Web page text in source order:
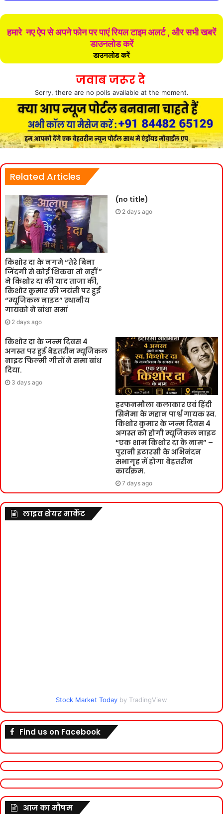
हमारे नए ऐप से अपने फोन पर पाएं रियल टाइम अलर्ट , और सभी खबरें
डाउनलोड करें
डाउनलोड करें
जवाब जरूर दे
Sorry, there are no polls available at the moment.
Related Articles
किशोर दा के नगमे “तेरे बिना
जिंदगी से कोई शिकवा तो नहीं ”
ने किशोर दा की याद ताजा की,
किशोर कुमार की जयंती पर हुई
“म्यूजिकल नाइट” स्थानीय
गायको ने बांधा समां
2 days ago
(no title)
2 days ago
किशोर दा के जन्म दिवस 4
अगस्त पर हुई बेहतरीन म्यूजिकल
नाइट फिल्मी गीतों ने समा बांध
दिया.
3 days ago
हरफनमौला कलाकार एवं हिंदी
सिनेमा के महान पार्श्व गायक स्व.
किशोर कुमार के जन्म दिवस 4
अगस्त को होगी म्यूजिकल नाइट
“एक शाम किशोर दा के नाम” –
पुरानी इटारसी के अभिनंदन
सभागृह में होगा बेहतरीन
कार्यक्रम.
7 days ago
लाइव शेयर मार्केट
Stock Market Today by TradingView
Find us on Facebook
आज का मौषम